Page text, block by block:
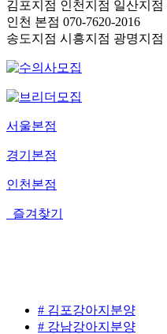
김포지점 인천지점 일산지점
인천 본점 070-7620-2016
송도지점 시흥지점 광명지점
서울본점
경기본점
인천본점
즐겨찾기
# 김포강아지분양
# 강남강아지분양